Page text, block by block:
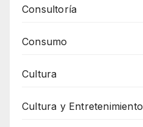
Consultoría
Consumo
Cultura
Cultura y Entretenimiento